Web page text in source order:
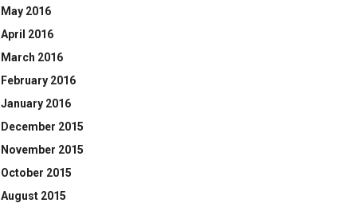
May 2016
April 2016
March 2016
February 2016
January 2016
December 2015
November 2015
October 2015
August 2015